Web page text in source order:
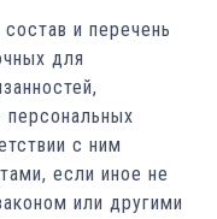
и перечень
для
с ним
если иное не
или другими